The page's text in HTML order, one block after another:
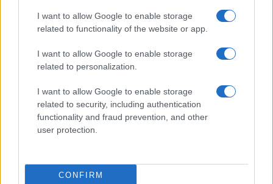
I want to allow Google to enable storage
related to functionality of the website or app.
I want to allow Google to enable storage
related to personalization.
I want to allow Google to enable storage
related to security, including authentication
functionality and fraud prevention, and other
user protection.
CONFIRM
Realizzo controllato e holding: cosa cambia per le società e i
Edoardo Vitali · 8 Ago 2026
FISCO